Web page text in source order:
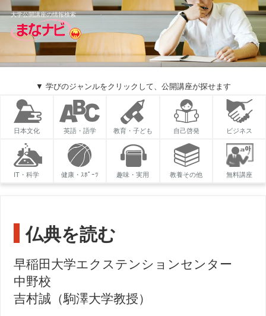
大学公開講座の情報検索
▼ 学びのジャンルをクリックして、公開講座が探せます
日本文化 英語・語学 教育・子ども 自己啓発 ビジネス
IT・科学 健康・ｽﾎﾟｰﾂ 趣味・実用 教養その他 無料講座
仏典を読む
早稲田大学エクステンションセンター
中野校
吉村誠（駒澤大学教授）